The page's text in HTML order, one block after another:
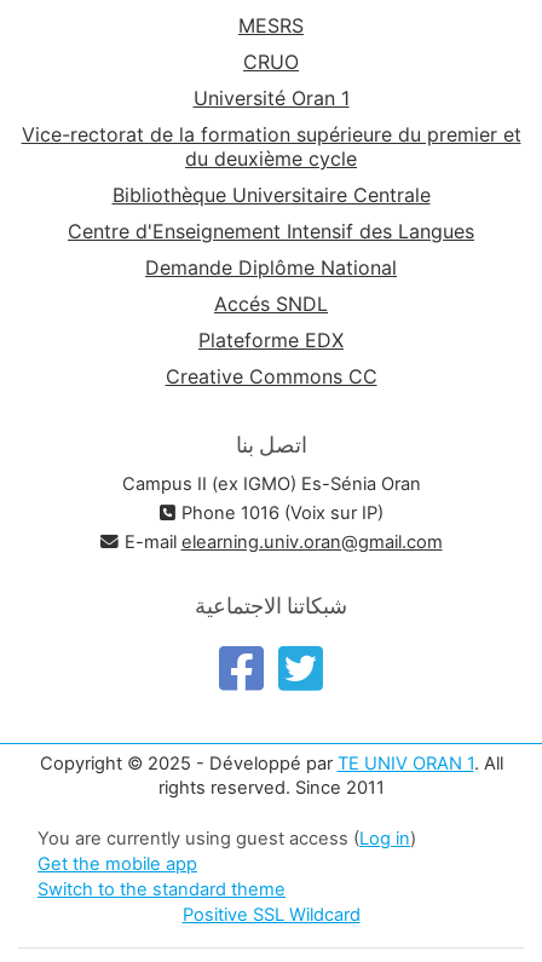
MESRS
CRUO
Université Oran 1
Vice-rectorat de la formation supérieure du premier et
du deuxième cycle
Bibliothèque Universitaire Centrale
Centre d'Enseignement Intensif des Langues
Demande Diplôme National
Accés SNDL
Plateforme EDX
Creative Commons CC
اتصل بنا
Campus II (ex IGMO) Es-Sénia Oran
Phone 1016 (Voix sur IP)
E-mail elearning.univ.oran@gmail.com
شبكاتنا الاجتماعية
Copyright © 2025 - Développé par TE UNIV ORAN 1. All
rights reserved. Since 2011
You are currently using guest access (Log in)
Get the mobile app
Switch to the standard theme
Positive SSL Wildcard